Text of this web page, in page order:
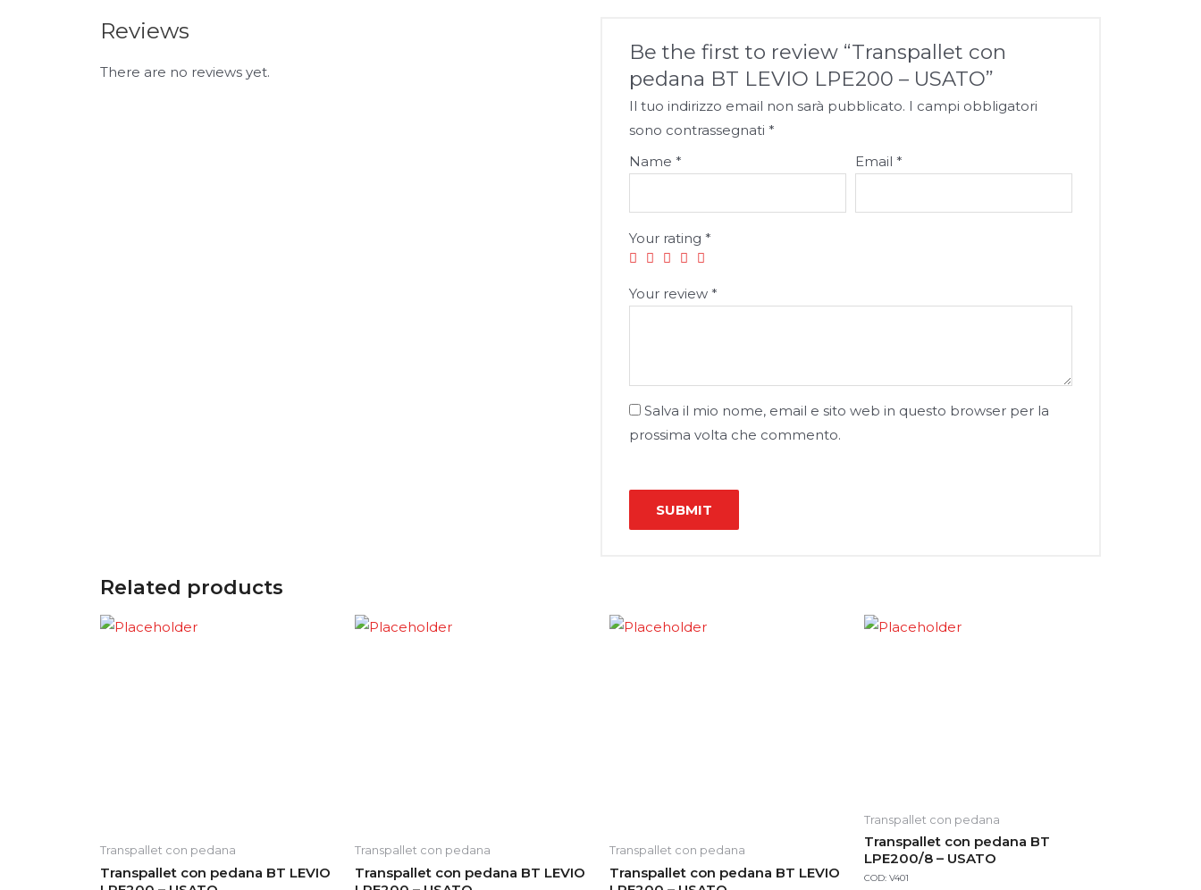
Reviews
There are no reviews yet.
Be the first to review “Transpallet con
pedana BT LEVIO LPE200 – USATO”
Il tuo indirizzo email non sarà pubblicato. I campi obbligatori
sono contrassegnati *
Name * Email *
Your rating *
Your review *
Salva il mio nome, email e sito web in questo browser per la
prossima volta che commento.
Related products
Transpallet con pedana
Transpallet con pedana BT LEVIO
Transpallet con pedana
Transpallet con pedana BT LEVIO
Transpallet con pedana
Transpallet con pedana BT LEVIO
Transpallet con pedana
Transpallet con pedana BT
LPE200/8 – USATO
COD: V401